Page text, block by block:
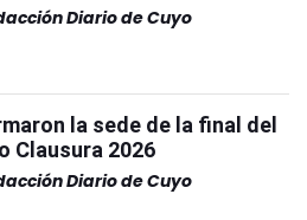
Diario de Cuyo
la sede de la final del
Clausura 2026
Diario de Cuyo